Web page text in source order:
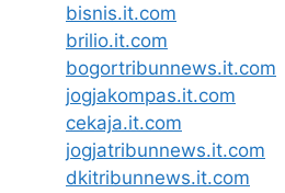
bisnis.it.com
brilio.it.com
bogortribunnews.it.com
jogjakompas.it.com
cekaja.it.com
jogjatribunnews.it.com
dkitribunnews.it.com